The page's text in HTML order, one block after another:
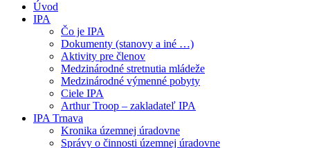
Úvod
IPA
Čo je IPA
Dokumenty (stanovy a iné …)
Aktivity pre členov
Medzinárodné stretnutia mládeže
Medzinárodné výmenné pobyty
Ciele IPA
Arthur Troop – zakladateľ IPA
IPA Trnava
Kronika územnej úradovne
Správy o činnosti územnej úradovne